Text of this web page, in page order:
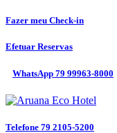
Fazer meu Check-in
Efetuar Reservas
WhatsApp 79 99963-8000
Telefone 79 2105-5200